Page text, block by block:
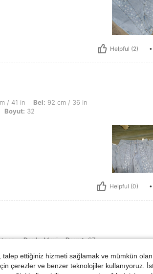
Helpful (2)
92 cm / 36 in, KALÇA: 102 cm / 40 in, Vücut Şekli:
/ 41 in Bel: 92 cm / 36 in
Boyut: 32
Helpful (0)
Boyut: 27
Renk:Mavi Boyut:27
talep ettiğiniz hizmeti sağlamak ve mümkün
çerezler ve benzer teknolojiler kullanıyoruz.